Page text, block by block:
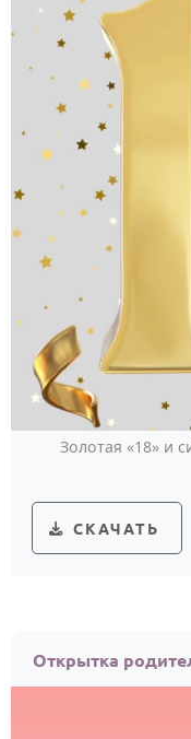
Золотая «18» и
СКАЧАТЬ
Открытка